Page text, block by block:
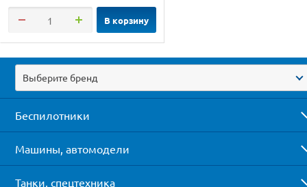
В корзину
Выберите бренд
Беспилотники
Машины, автомодели
Танки, спецтехника